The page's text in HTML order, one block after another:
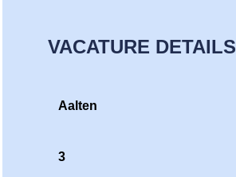
VACATURE DETAILS
Aalten
3